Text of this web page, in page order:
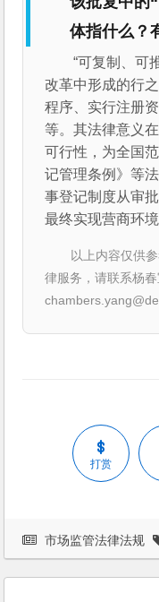
体指什么？
“可复制、可
改革中形成的行
程序、实行注册
等。其法律意义
可行性，为全国
记管理条例》等
事登记制度从审
最终实现营商环
以上内容仅供
律服务，请联系杨春
打赏
市场监管法律法规